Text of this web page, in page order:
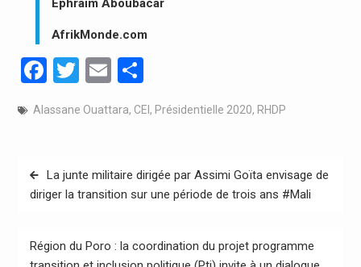
Ephraïm Aboubacar
AfrikMonde.com
Facebook
Twitter
EmailPartager
Alassane Ouattara, CEI , Présidentielle 2020, RHDP
Navigation
de
La junte militaire dirigée par Assimi Goïta envisage de
diriger la transition sur une période de trois ans #Mali
Région du Poro : la coordination du projet programme